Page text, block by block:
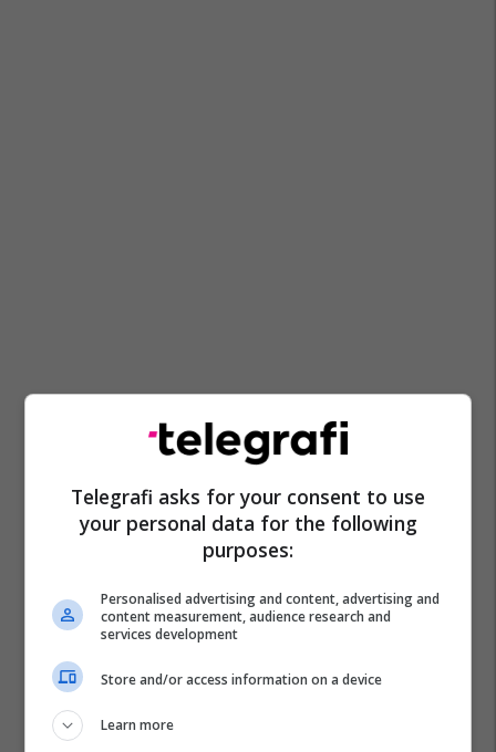
Telegrafi asks for your consent to use
your personal data for the following
purposes:
Personalised advertising and content, advertising and
content measurement, audience research and
services development
Store and/or access information on a device
Learn more